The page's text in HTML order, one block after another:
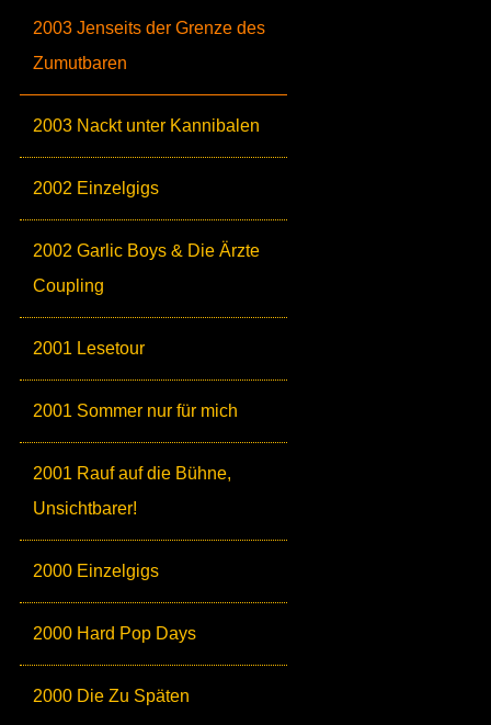
2003 Jenseits der Grenze des
Zumutbaren
2003 Nackt unter Kannibalen
2002 Einzelgigs
2002 Garlic Boys & Die Ärzte
Coupling
2001 Lesetour
2001 Sommer nur für mich
2001 Rauf auf die Bühne,
Unsichtbarer!
2000 Einzelgigs
2000 Hard Pop Days
2000 Die Zu Späten